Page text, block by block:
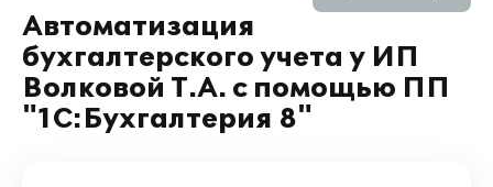
Автоматизация
бухгалтерского учета у ИП
Волковой Т.А. с помощью ПП
"1С:Бухгалтерия 8"